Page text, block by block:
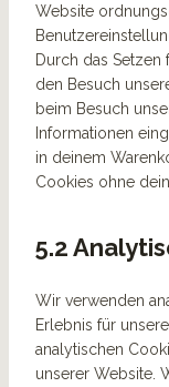
Website
Durch das
den Besuch
beim Besuch
Informationen
in deinem
Cookies ohne
5.2
Wir verwenden
Erlebnis für
analytischen
unserer Website.